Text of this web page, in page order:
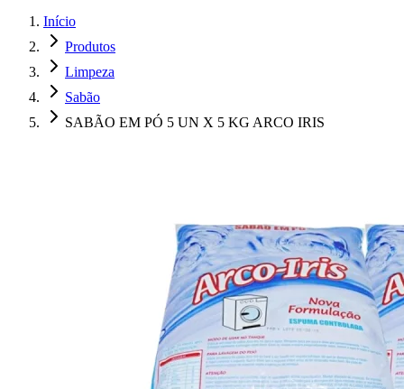
Início
Produtos
Limpeza
Sabão
SABÃO EM PÓ 5 UN X 5 KG ARCO IRIS